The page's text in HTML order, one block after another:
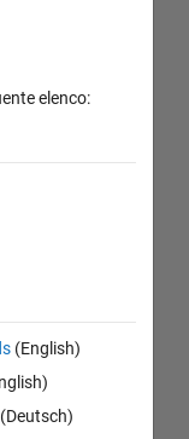
elenco:
(English)
(Deutsch)